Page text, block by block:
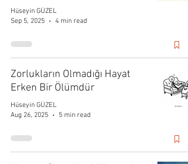
Hüseyin GÜZEL
Sep 5, 2025
4 min read
Zorlukların Olmadığı Hayat
Erken Bir Ölümdür
Hüseyin GÜZEL
Aug 26, 2025
5 min read